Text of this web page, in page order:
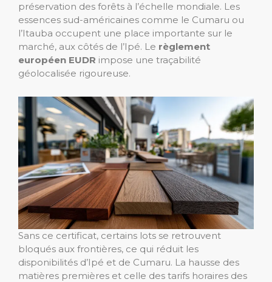
préservation des forêts à l’échelle mondiale. Les
essences sud-américaines comme le Cumaru ou
l’Itauba occupent une place importante sur le
marché, aux côtés de l’Ipé. Le règlement
européen EUDR impose une traçabilité
géolocalisée rigoureuse.
Sans ce certificat, certains lots se retrouvent
bloqués aux frontières, ce qui réduit les
disponibilités d’Ipé et de Cumaru. La hausse des
matières premières et celle des tarifs horaires des